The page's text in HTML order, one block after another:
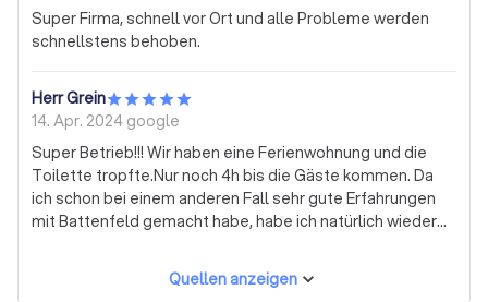
Super Firma, schnell vor Ort und alle Probleme werden
schnellstens behoben.
Herr Grein
14. Apr. 2024 google
Super Betrieb!!! Wir haben eine Ferienwohnung und die
Toilette tropfte.Nur noch 4h bis die Gäste kommen. Da
ich schon bei einem anderen Fall sehr gute Erfahrungen
mit Battenfeld gemacht habe, habe ich natürlich wieder
konnte mir helfen. Der Monteur kam pünktlich und konnte
das Problem unkompliziert lösen. Ich rechne der Firma
Quellen anzeigen